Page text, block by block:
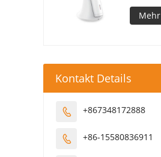
Mehr
Kontakt Details
 +867348172888
 +86-15580836911